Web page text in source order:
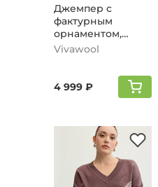
Джемпер с
фактурным
орнаментом,
кофейный
Vivawool
4 999 ₽